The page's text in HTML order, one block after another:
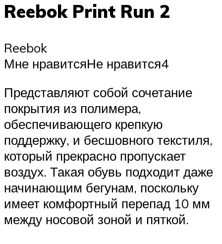
Reebok Print Run 2
Reebok
Мне нравитсяНе нравится4
Представляют собой сочетание
покрытия из полимера,
обеспечивающего крепкую
поддержку, и бесшовного текстиля,
который прекрасно пропускает
воздух. Такая обувь подходит даже
начинающим бегунам, поскольку
имеет комфортный перепад 10 мм
между носовой зоной и пяткой.